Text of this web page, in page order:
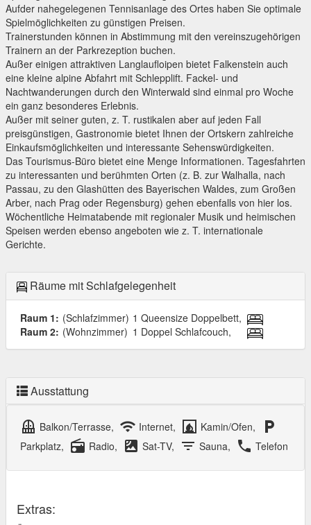
Aufder nahegelegenen Tennisanlage des Ortes haben Sie optimale
Spielmöglichkeiten zu günstigen Preisen.
Trainerstunden können in Abstimmung mit den vereinszugehörigen
Trainern an der Parkrezeption buchen.
Außer einigen attraktiven Langlaufloipen bietet Falkenstein auch
eine kleine alpine Abfahrt mit Schlepplift. Fackel- und
Nachtwanderungen durch den Winterwald sind einmal pro Woche
ein ganz besonderes Erlebnis.
Außer mit seiner guten, z. T. rustikalen aber auf jeden Fall
preisgünstigen, Gastronomie bietet Ihnen der Ortskern zahlreiche
Einkaufsmöglichkeiten und interessante Sehenswürdigkeiten.
Das Tourismus-Büro bietet eine Menge Informationen. Tagesfahrten
zu interessanten und berühmten Orten (z. B. zur Walhalla, nach
Passau, zu den Glashütten des Bayerischen Waldes, zum Großen
Arber, nach Prag oder Regensburg) gehen ebenfalls von hier los.
Wöchentliche Heimatabende mit regionaler Musik und heimischen
Speisen werden ebenso angeboten wie z. T. internationale
Gerichte.
Räume mit Schlafgelegenheit
Raum 1: (Schlafzimmer) 1 Queensize Doppelbett,
Raum 2: (Wohnzimmer) 1 Doppel Schlafcouch,
Ausstattung
balcony Balkon/Terrasse, wifi Internet, fireplace Kamin/Ofen, local_parking
Parkplatz, radio Radio, satellite Sat-TV, filter_list Sauna, local_phone Telefon
Extras: